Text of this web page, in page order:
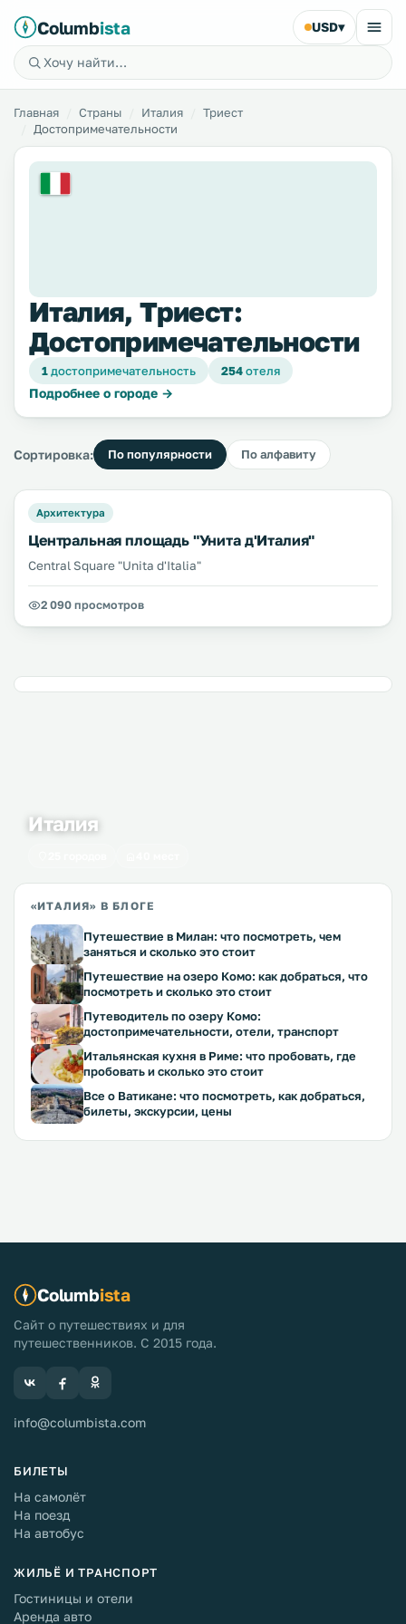
Columbista USD▾
Главная Страны Италия
Триест
Достопримечательности
Италия, Триест:
Достопримечательности
1достопримечательность 254отеля
Подробнее о городе →
Сортировка: По популярности По алфавиту
Архитектура
Центральная площадь "Унита д'Италия"
Central Square "Unita d'Italia"
2 090 просмотров
Италия
«ИТАЛИЯ» В БЛОГЕ
Путешествие в Милан: что посмотреть, чем
заняться и сколько это стоит
Путешествие на озеро Комо: как добраться, что
посмотреть и сколько это стоит
Путеводитель по озеру Комо:
достопримечательности, отели, транспорт
Итальянская кухня в Риме: что пробовать, где
пробовать и сколько это стоит
Все о Ватикане: что посмотреть, как добраться,
билеты, экскурсии, цены
Columbista
Сайт о путешествиях и для
путешественников. С 2015 года.
info@columbista.com
БИЛЕТЫ
На самолёт
На поезд
На автобус
ЖИЛЬЁ И ТРАНСПОРТ
Гостиницы и отели
Аренда авто